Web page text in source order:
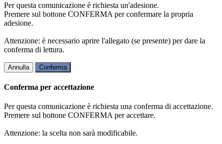
Per questa comunicazione è richiesta un'adesione.
Premere sul bottone CONFERMA per confermare la propria
adesione.
Attenzione: è necessario aprire l'allegato (se presente) per dare la
conferma di lettura.
Annulla Conferma
Conferma per accettazione
Per questa comunicazione è richiesta una conferma di accettazione.
Premere sul bottone CONFERMA per accettare.
Attenzione: la scelta non sarà modificabile.